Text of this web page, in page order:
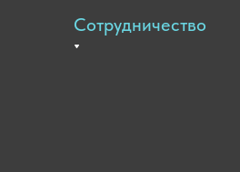
Сотрудничество